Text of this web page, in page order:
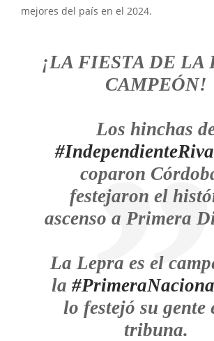
mejores del país en el 2024.
¡LA FIESTA DE LA
CAMPEÓN!
Los hinchas
coparon
festejaron el
ascenso a Primera
La Lepra es el
la
lo festejó su gente
tribuna.